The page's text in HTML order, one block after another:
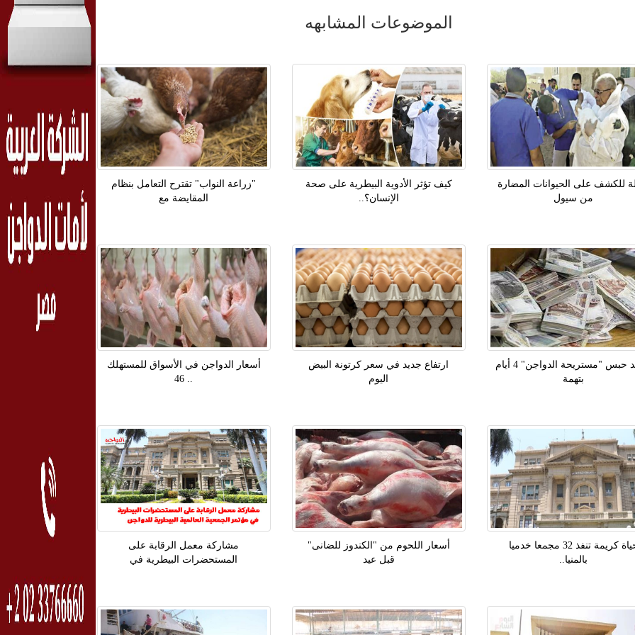
الموضوعات المشابهه
"زراعة النواب" تقترح التعامل بنظام
المقايضة مع
كيف تؤثر الأدوية البيطرية على صحة
الإنسان؟..
للكشف على الحيوانات المضارة
من سيول
أسعار الدواجن في الأسواق للمستهلك
.. 46
ارتفاع جديد في سعر كرتونة البيض
اليوم
تجديد حبس "مستريحة الدواجن" 4 أيام
بتهمة
مشاركة معمل الرقابة على
المستحضرات البيطرية في
أسعار اللحوم من "الكندوز للضانى"
قبل عيد
حياة كريمة تنفذ 32 مجمعا خدميا
بالمنيا..